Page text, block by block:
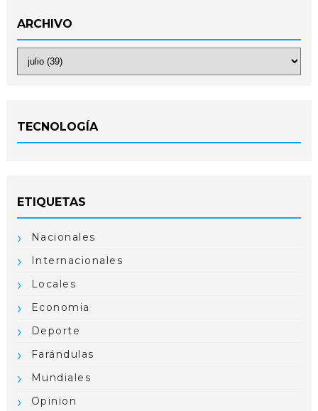
ARCHIVO
TECNOLOGÍA
ETIQUETAS
Nacionales
Internacionales
Locales
Economia
Deporte
Farándulas
Mundiales
Opinion